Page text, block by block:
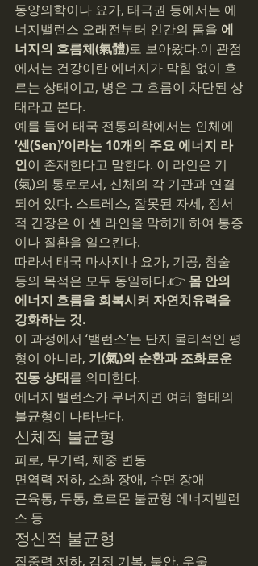
동양의학이나 요가, 태극권 등에서는 에
너지밸런스 오래전부터 인간의 몸을 에
너지의 흐름체(氣體)로 보아왔다.이 관점
에서는 건강이란 에너지가 막힘 없이 흐
르는 상태이고, 병은 그 흐름이 차단된 상
태라고 본다.
예를 들어 태국 전통의학에서는 인체에
‘센(Sen)’이라는 10개의 주요 에너지 라
인이 존재한다고 말한다. 이 라인은 기
(氣)의 통로로서, 신체의 각 기관과 연결
되어 있다. 스트레스, 잘못된 자세, 정서
적 긴장은 이 센 라인을 막히게 하여 통증
이나 질환을 일으킨다.
따라서 태국 마사지나 요가, 기공, 침술
등의 목적은 모두 동일하다.👉 몸 안의
에너지 흐름을 회복시켜 자연치유력을
강화하는 것.
이 과정에서 ‘밸런스’는 단지 물리적인 평
형이 아니라, 기(氣)의 순환과 조화로운
진동 상태를 의미한다.
에너지 밸런스가 무너지면 여러 형태의
불균형이 나타난다.
신체적 불균형
피로, 무기력, 체중 변동
면역력 저하, 소화 장애, 수면 장애
근육통, 두통, 호르몬 불균형 에너지밸런
스 등
정신적 불균형
집중력 저하, 감정 기복, 불안, 우울